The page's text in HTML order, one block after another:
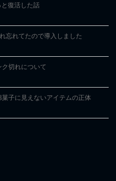
復活した話
忘れてたので導入しました
切れについて
菓子に見えないアイテムの正体